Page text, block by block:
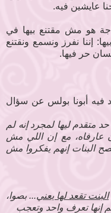
عايشين فيه.
هو مش مقتنع بيها في
إننا نفرز ونسمع ونقتنع
حر فيها.
فيه أبونا بولس عن سؤال
متقدم ليها لمجرد إنه لم
عارفاه، مع إن اللي مش
البنات إنهم يفكروا مش
البنت تقعد لها يعني... بصوا،
إنها تعرف واحد وتعجب